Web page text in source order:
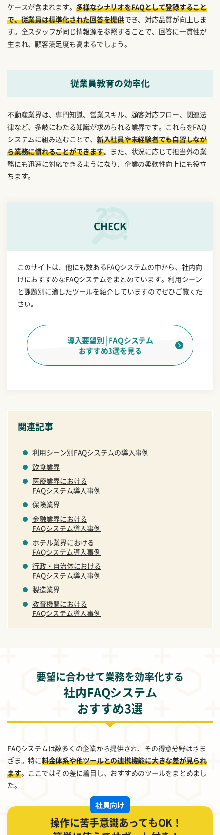
ケースが含まれます。 多様なシナリオをFAQとして登録すること
で、従業員は標準化された回答を提供でき、対応品質が向上しま
す。全スタッフが同じ情報源を参照することで、回答に一貫性が
生まれ、顧客満足度も高まるでしょう。
従業員教育の効率化
不動産業界は、専門知識、営業スキル、顧客対応フロー、関連法
律など、多岐にわたる知識が求められる業界です。これらをFAQ
システムに組み込むことで、 新入社員や未経験者でも自習しなが
ら業務に慣れることができます。また、状況に応じて担当外の業
務にも迅速に対応できるようになり、企業の柔軟性向上にも役立
ちます。
CHECK
このサイトは、他にも数あるFAQシステムの中から、社内向
けにおすすめなFAQシステムをまとめています。利用シーン
と課題別に適したツールを紹介していますのでぜひご覧くだ
さい。
導入要望別│FAQシステム
おすすめ3選を見る
関連記事
利用シーン別FAQシステムの導入事例
飲食業界
医療業界における
FAQシステム導入事例
保険業界
金融業界における
FAQシステム導入事例
ホテル業界における
FAQシステム導入事例
行政・自治体における
FAQシステム導入事例
製造業界
教育機関における
FAQシステム導入事例
要望に合わせて業務を効率化する
社内FAQシステム
おすすめ3選
FAQシステムは数多くの企業から提供され、その得意分野はさま
ざま。特に料金体系や他ツールとの連携機能に大きな差が見られ
ます。ここではその差に着目し、おすすめのツールをまとめまし
た。
社員向け
操作に苦手意識あってもOK！